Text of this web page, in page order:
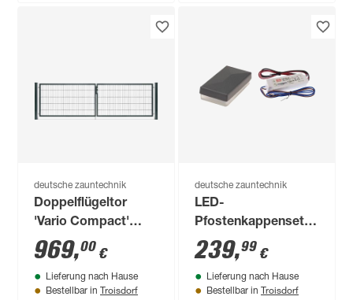
deutsche zauntechnik
Doppelflügeltor
'Vario Compact'
anthrazit 360 x 100
cm
969,00 €
Lieferung nach Hause
Bestellbar in Troisdorf
deutsche zauntechnik
LED-
Pfostenkappenset
für Zaunpfosten
inklusive Trafo
anthrazit 6 x 4 cm 3
239,99 €
Lieferung nach Hause
Bestellbar in Troisdorf